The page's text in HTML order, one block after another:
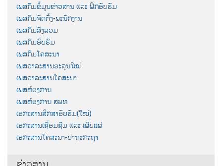
ເພສກົມຂໍ້ມູນຂ່າວສານ ແລະ ຝຶກອົບຮົມ
ເພສກົມຈັດຕັ້ງ-ພະນັກງານ
ເພສກົມສັງລວມ
ເພສກົມອົບຮົມ
ເພສກົມໂຄສະນາ
ເພສວາລະສານອະລຸນໃໝ່
ເພສວາລະສານໂຄສະນາ
ເພສຫ້ອງການ
ເພສຫ້ອງການ ສພທ
ເອກະສານສຶກສາອົບຮົມ(ໃໝ່)
ເອກະສານເຊື່ອມຊືມ ແລະ ເຜີຍແຜ່
ເອກະສານໂຄສະນາ-ປາຖະກະຖາ